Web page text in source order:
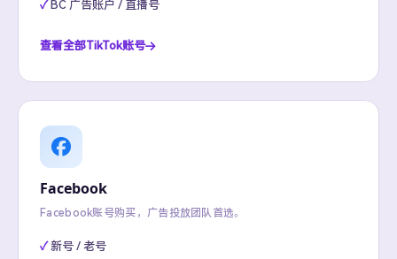
BC 广告账户 / 直播号
查看全部TikTok账号
Facebook
Facebook账号购买，广告投放团队首选。
新号 / 老号